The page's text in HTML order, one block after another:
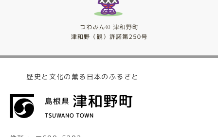
歴史と文化の薫る日本のふるさと